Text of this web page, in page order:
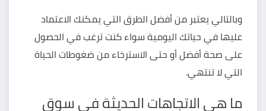
وبالتالي يعتبر من أفضل الطرق التي يمكنك الاعتماد
عليها في حياتك اليومية سواء كنت ترغب في الحصول
على صحة أفضل أو حتى الاسترخاء من ضغوطات الحياة
التي لا تنتهي.
ما هي الاتجاهات الحديثة في سوق